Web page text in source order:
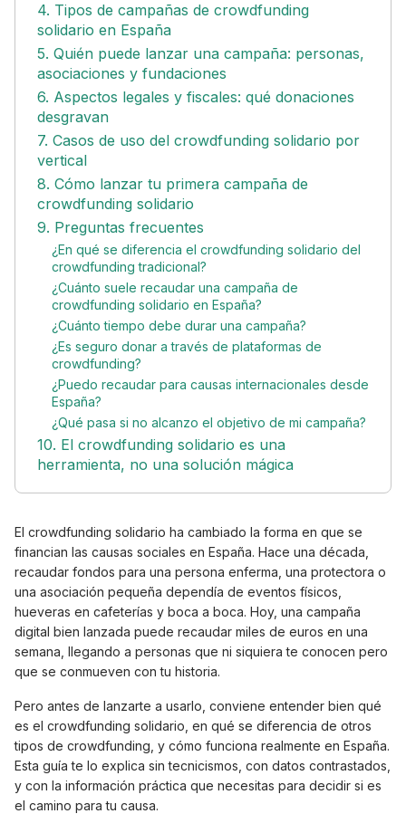
4. Tipos de campañas de crowdfunding
solidario en España
5. Quién puede lanzar una campaña: personas,
asociaciones y fundaciones
6. Aspectos legales y fiscales: qué donaciones
desgravan
7. Casos de uso del crowdfunding solidario por
vertical
8. Cómo lanzar tu primera campaña de
crowdfunding solidario
9. Preguntas frecuentes
¿En qué se diferencia el crowdfunding solidario del
crowdfunding tradicional?
¿Cuánto suele recaudar una campaña de
crowdfunding solidario en España?
¿Cuánto tiempo debe durar una campaña?
¿Es seguro donar a través de plataformas de
crowdfunding?
¿Puedo recaudar para causas internacionales desde
España?
¿Qué pasa si no alcanzo el objetivo de mi campaña?
10. El crowdfunding solidario es una
herramienta, no una solución mágica
El crowdfunding solidario ha cambiado la forma en que se
financian las causas sociales en España. Hace una década,
recaudar fondos para una persona enferma, una protectora o
una asociación pequeña dependía de eventos físicos,
hueveras en cafeterías y boca a boca. Hoy, una campaña
digital bien lanzada puede recaudar miles de euros en una
semana, llegando a personas que ni siquiera te conocen pero
que se conmueven con tu historia.
Pero antes de lanzarte a usarlo, conviene entender bien qué
es el crowdfunding solidario, en qué se diferencia de otros
tipos de crowdfunding, y cómo funciona realmente en España.
Esta guía te lo explica sin tecnicismos, con datos contrastados,
y con la información práctica que necesitas para decidir si es
el camino para tu causa.